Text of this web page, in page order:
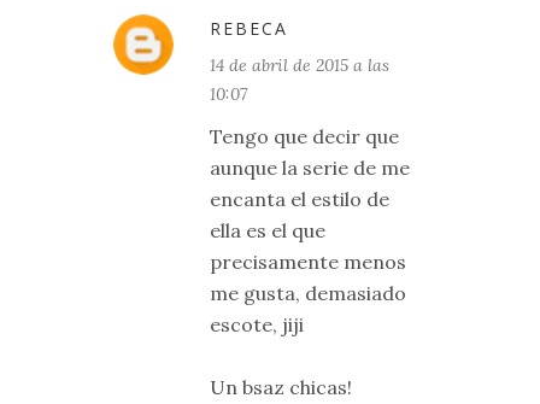
REBECA
14 de abril de 2015 a las
10:07
Tengo que decir que
aunque la serie de me
encanta el estilo de
ella es el que
precisamente menos
me gusta, demasiado
escote, jiji
Un bsaz chicas!